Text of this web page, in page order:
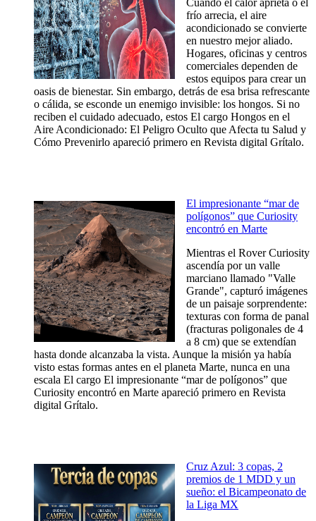
frío arrecia, el aire
acondicionado se convierte
en nuestro mejor aliado.
Hogares, oficinas y centros
comerciales dependen de
estos equipos para crear un
oasis de bienestar. Sin embargo, detrás de esa brisa refrescante
o cálida, se esconde un enemigo invisible: los hongos. Si no
reciben el cuidado adecuado, estos El cargo Hongos en el
Aire Acondicionado: El Peligro Oculto que Afecta tu Salud y
Cómo Prevenirlo apareció primero en Revista digital Grítalo.
El impresionante “mar de
polígonos” que Curiosity
encontró en Marte
Mientras el Rover Curiosity
ascendía por un valle
marciano llamado "Valle
Grande", capturó imágenes
de un paisaje sorprendente:
texturas con forma de panal
(fracturas poligonales de 4
a 8 cm) que se extendían
hasta donde alcanzaba la vista. Aunque la misión ya había
visto estas formas antes en el planeta Marte, nunca en una
escala El cargo El impresionante “mar de polígonos” que
Curiosity encontró en Marte apareció primero en Revista
digital Grítalo.
Cruz Azul: 3 copas, 2
premios de 1 MDD y un
sueño: el Bicampeonato de
la Liga MX